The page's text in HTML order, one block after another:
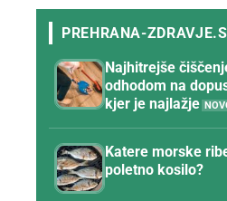
Najhitrejše
odhodom na
kjer je najlažje
Katere morske
poletno kosilo?